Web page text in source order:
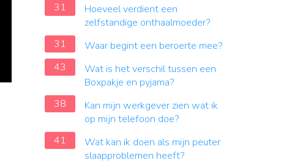
31
Hoeveel verdient een
zelfstandige onthaalmoeder?
31
Waar begint een beroerte mee?
43
Wat is het verschil tussen een
Boxpakje en pyjama?
38
Kan mijn werkgever zien wat ik
op mijn telefoon doe?
41
Wat kan ik doen als mijn peuter
slaapproblemen heeft?